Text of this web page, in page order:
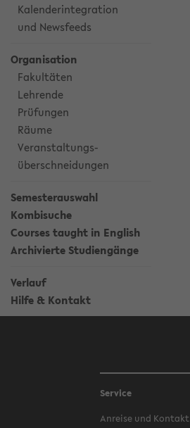
Kalenderintegration
und Newsfeeds
Organisation
Fakultäten
Lehrende
Prüfungen
Räume
Veranstaltungs-
überschneidungen
Semesterauswahl
Kombisuche
Courses taught in English
Archivierte Studiengänge
Verlauf
Hilfe & Kontakt
Service
Anreise und Kontakt